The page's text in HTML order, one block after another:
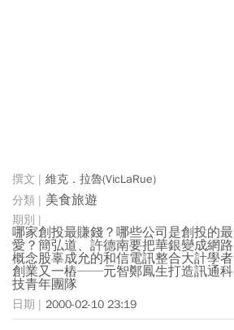
維克．拉魯(VicLaRue)
美食旅遊
哪家創投最賺錢？哪些公司是創投的最
愛？簡弘道、許德南要把華銀變成網路
概念股辜成允的和信電訊整合大計學者
創業又一樁──元智鄭鳳生打造訊通科
技青年團隊
2000-02-10 23:19